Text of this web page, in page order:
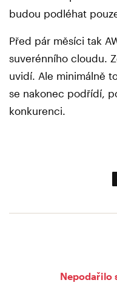
budou podléhat
Před pár měsíci tak
suverénního cloudu.
uvidí. Ale minimálně
se nakonec podřídí,
konkurenci.
Nepodařilo